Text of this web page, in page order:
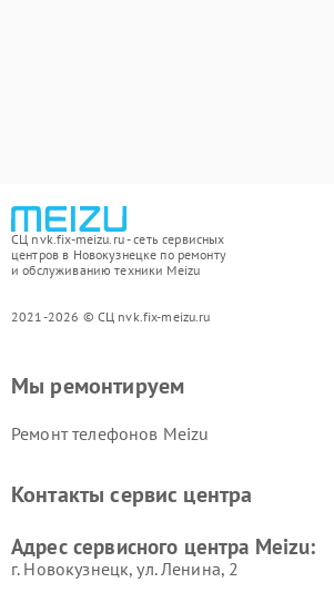
СЦ nvk.fix-meizu.ru - сеть сервисных
центров в Новокузнецке по ремонту
и обслуживанию техники Meizu
2021-2026 © СЦ nvk.fix-meizu.ru
Мы ремонтируем
Ремонт телефонов Meizu
Контакты сервис центра
Адрес сервисного центра Meizu:
г. Новокузнецк, ул. Ленина, 2